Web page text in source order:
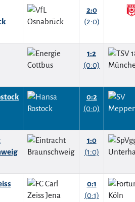
2:0
(2:0)
1:2
(0:0)
0:2
(0:0)
1:0
(1:0)
0:1
(0:1)